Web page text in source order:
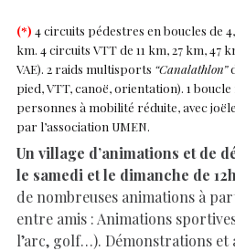
(*) 4 circuits pédestres en boucles de
km. 4 circuits VTT de 11 km, 27 km, 47
VAE). 2 raids multisports “Canalathlon”
pied, VTT, canoë, orientation). 1
personnes à mobilité réduite, avec
par l’association UMEN.
Un village d’animations et de
le samedi et le dimanche de
de nombreuses animations à
entre amis : Animations
l’arc, golf…). Démonstrations et